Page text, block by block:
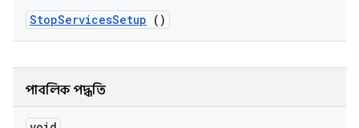
StopServicesSetup ()
পাবলিক পদ্ধতি